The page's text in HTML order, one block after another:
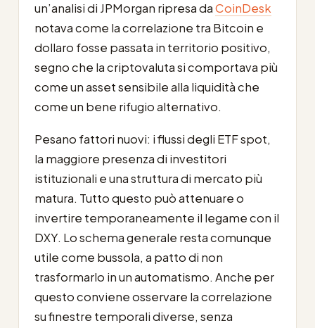
un’analisi di JPMorgan ripresa daCoinDesk
notava come la correlazione tra Bitcoin e
dollaro fosse passata in territorio positivo,
segno che la criptovaluta si comportava più
come un asset sensibile alla liquidità che
come un bene rifugio alternativo.
Pesano fattori nuovi: i flussi degli ETF spot,
la maggiore presenza di investitori
istituzionali e una struttura di mercato più
matura. Tutto questo può attenuare o
invertire temporaneamente il legame con il
DXY. Lo schema generale resta comunque
utile come bussola, a patto di non
trasformarlo in un automatismo. Anche per
questo conviene osservare la correlazione
su finestre temporali diverse, senza